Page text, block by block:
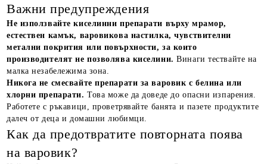
Важни предупреждения
Не използвайте киселинни препарати върху мрамор,
естествен камък, варовикова настилка, чувствителни
метални покрития или повърхности, за които
производителят не позволява киселини. Винаги тествайте на
малка незабележима зона.
Никога не смесвайте препарати за варовик с белина или
хлорни препарати. Това може да доведе до опасни изпарения.
Работете с ръкавици, проветрявайте банята и пазете продуктите
далеч от деца и домашни любимци.
Как да предотвратите повторната поява
на варовик?